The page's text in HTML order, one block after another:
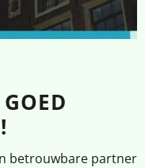
betrouwbare partner